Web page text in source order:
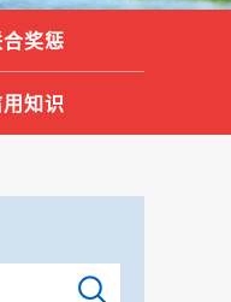
奖惩
知识